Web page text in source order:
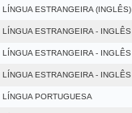
LÍNGUA ESTRANGEIRA (INGLÊS)
LÍNGUA ESTRANGEIRA - INGLÊS
LÍNGUA ESTRANGEIRA - INGLÊS
LÍNGUA ESTRANGEIRA - INGLÊS
LÍNGUA PORTUGUESA